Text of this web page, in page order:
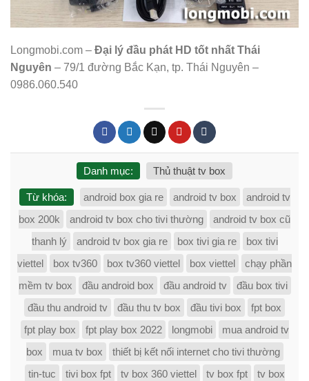
Longmobi.com – Đại lý đầu phát HD tốt nhất Thái
Nguyên – 79/1 đường Bắc Kạn, tp. Thái Nguyên –
0986.060.540
Danh mục: Thủ thuật tv box
Từ khóa: android box gia re android tv box
android tv
box 200k
android tv box cho tivi thường
android tv box cũ
thanh lý
android tv box gia re box tivi gia re
box tivi
viettel
box tv360 box tv360 viettel box viettel
chạy phần
mềm tv box
đầu android box đầu android tv
đầu box tivi
đầu thu android tv
đầu thu tv box đầu tivi box
fpt box
fpt play box
fpt play box 2022 longmobi
mua android tv
box
mua tv box
thiết bị kết nối internet cho tivi thường
tin-tuc
tivi box fpt tv box 360 viettel tv box fpt
tv box